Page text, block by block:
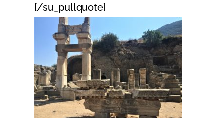
[/su_pullquote]